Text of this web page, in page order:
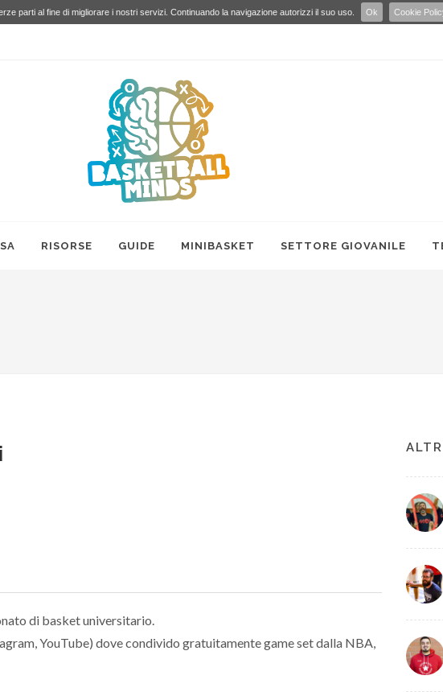
parti al fine di migliorare i nostri servizi. Continuando la navigazione autorizzi il suo uso. Ok Cookie
RISORSE GUIDE MINIBASKET SETTORE GIOVANILE
di basket universitario.
YouTube) dove condivido gratuitamente game set dalla NBA,